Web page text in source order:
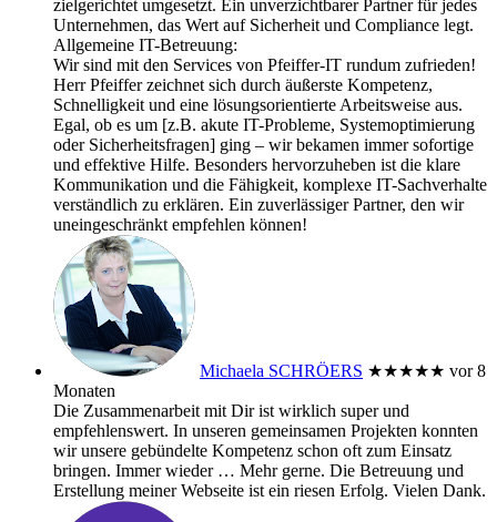
zielgerichtet umgesetzt. Ein unverzichtbarer Partner für jedes
Unternehmen, das Wert auf Sicherheit und Compliance legt.
Allgemeine IT-Betreuung:
Wir sind mit den Services von Pfeiffer-IT rundum zufrieden!
Herr Pfeiffer zeichnet sich durch äußerste Kompetenz,
Schnelligkeit und eine lösungsorientierte Arbeitsweise aus.
Egal, ob es um [z.B. akute IT-Probleme, Systemoptimierung
oder Sicherheitsfragen] ging – wir bekamen immer sofortige
und effektive Hilfe. Besonders hervorzuheben ist die klare
Kommunikation und die Fähigkeit, komplexe IT-Sachverhalte
verständlich zu erklären. Ein zuverlässiger Partner, den wir
uneingeschränkt empfehlen können!
Michaela SCHRÖERS ★★★★★ vor 8
Monaten
Die Zusammenarbeit mit Dir ist wirklich super und
empfehlenswert. In unseren gemeinsamen Projekten konnten
wir unsere gebündelte Kompetenz schon oft zum Einsatz
bringen. Immer wieder … Mehrgerne. Die Betreuung und
Erstellung meiner Webseite ist ein riesen Erfolg. Vielen Dank.